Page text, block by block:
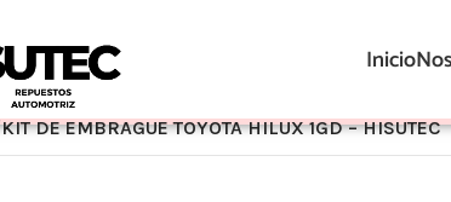
Inicio
KIT DE EMBRAGUE TOYOTA HILUX 1GD – HISUTEC